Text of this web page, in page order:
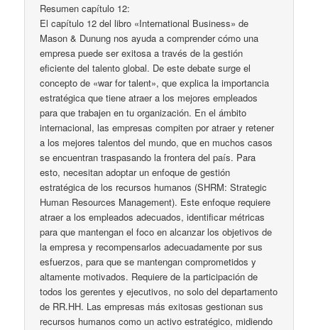
Resumen capítulo 12:
El capítulo 12 del libro «International Business» de
Mason & Dunung nos ayuda a comprender cómo una
empresa puede ser exitosa a través de la gestión
eficiente del talento global. De este debate surge el
concepto de «war for talent», que explica la importancia
estratégica que tiene atraer a los mejores empleados
para que trabajen en tu organización. En el ámbito
internacional, las empresas compiten por atraer y retener
a los mejores talentos del mundo, que en muchos casos
se encuentran traspasando la frontera del país. Para
esto, necesitan adoptar un enfoque de gestión
estratégica de los recursos humanos (SHRM: Strategic
Human Resources Management). Este enfoque requiere
atraer a los empleados adecuados, identificar métricas
para que mantengan el foco en alcanzar los objetivos de
la empresa y recompensarlos adecuadamente por sus
esfuerzos, para que se mantengan comprometidos y
altamente motivados. Requiere de la participación de
todos los gerentes y ejecutivos, no solo del departamento
de RR.HH. Las empresas más exitosas gestionan sus
recursos humanos como un activo estratégico, midiendo